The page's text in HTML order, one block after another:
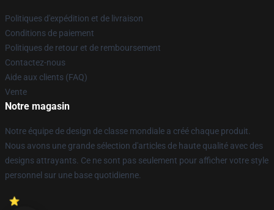
Politiques d'expédition et de livraison
Conditions de paiement
Politiques de retour et de remboursement
Contactez-nous
Aide aux clients (FAQ)
Vente
Notre magasin
Notre équipe de design de classe mondiale a créé chaque produit.
Nous avons une grande sélection d'articles de haute qualité avec des
designs attrayants. Ce ne sont pas seulement pour afficher votre style
personnel sur une base quotidienne.